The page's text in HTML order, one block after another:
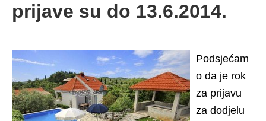
prijave su do 13.6.2014.
Podsjećam
o da je rok
za prijavu
za dodjelu